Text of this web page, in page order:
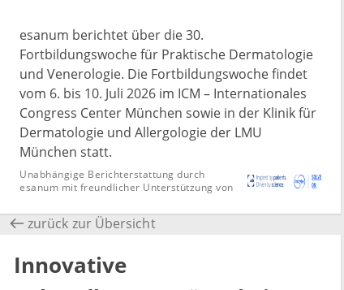
esanum berichtet über die 30.
Fortbildungswoche für Praktische Dermatologie
und Venerologie. Die Fortbildungswoche findet
vom 6. bis 10. Juli 2026 im ICM – Internationales
Congress Center München sowie in der Klinik für
Dermatologie und Allergologie der LMU
München statt.
Unabhängige Berichterstattung durch
esanum mit freundlicher Unterstützung von
zurück zur Übersicht
Innovative